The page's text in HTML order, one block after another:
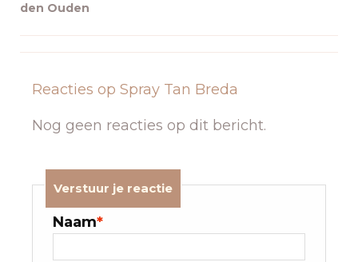
den Ouden
Reacties op Spray Tan Breda
Nog geen reacties op dit bericht.
Verstuur je reactie
Naam*